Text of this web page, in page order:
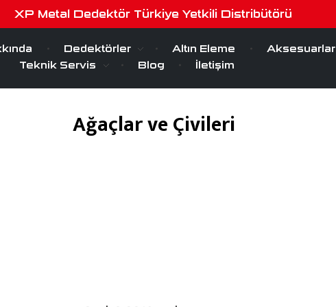
XP Metal Dedektör Türkiye Yetkili Distribütörü
Dedektörler Altın Eleme
Aksesuarlar
Teknik Servis
Blog İletişim
Ağaçlar ve Çivileri